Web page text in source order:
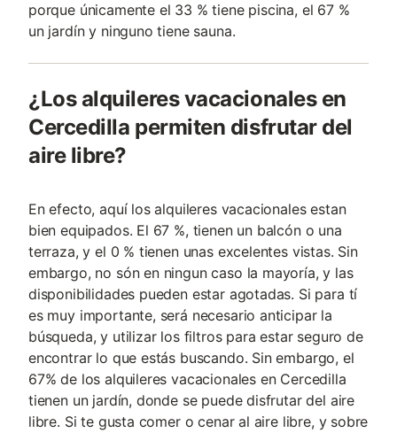
porque únicamente el 33 % tiene piscina, el 67 %
un jardín y ninguno tiene sauna.
¿Los alquileres vacacionales en
Cercedilla permiten disfrutar del
aire libre?
En efecto, aquí los alquileres vacacionales estan
bien equipados. El 67 %, tienen un balcón o una
terraza, y el 0 % tienen unas excelentes vistas. Sin
embargo, no són en ningun caso la mayoría, y las
disponibilidades pueden estar agotadas. Si para tí
es muy importante, será necesario anticipar la
búsqueda, y utilizar los filtros para estar seguro de
encontrar lo que estás buscando. Sin embargo, el
67% de los alquileres vacacionales en Cercedilla
tienen un jardín, donde se puede disfrutar del aire
libre. Si te gusta comer o cenar al aire libre, y sobre